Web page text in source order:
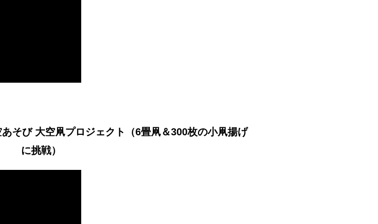
そび 大空凧プロジェクト（6畳凧＆300枚の小凧揚げ
に挑戦）